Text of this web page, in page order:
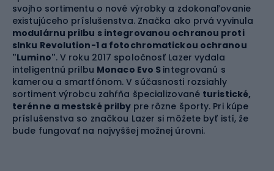
svojho sortimentu o nové výrobky a zdokonaľovanie
existujúceho príslušenstva. Značka ako prvá vyvinula
modulárnu prilbu s integrovanou ochranou proti
slnku Revolution-1 a fotochromatickou ochranou
"Lumino". V roku 2017 spoločnosť Lazer vydala
inteligentnú prilbu Monaco Evo S integrovanú s
kamerou a smartfónom. V súčasnosti rozsiahly
sortiment výrobcu zahŕňa špecializované turistické,
terénne a mestské prilby pre rôzne športy. Pri kúpe
príslušenstva so značkou Lazer si môžete byť istí, že
bude fungovať na najvyššej možnej úrovni.